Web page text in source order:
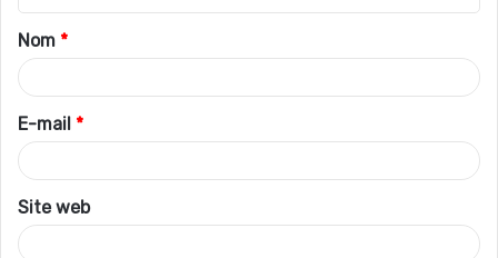
t
a
i
r
e
*
Nom *
E-mail *
Site web